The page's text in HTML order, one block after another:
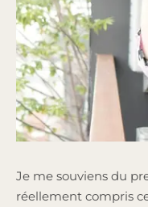
Je me souviens du
réellement compris